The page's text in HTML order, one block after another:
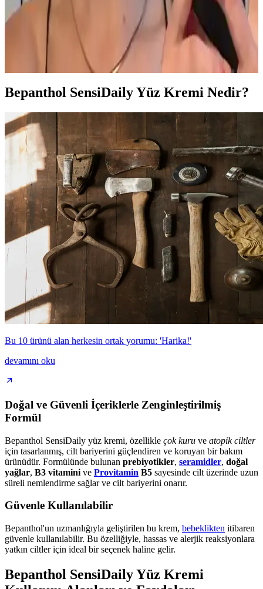
Bütünsel Yaklaşımlar
Akne tedavisinde yaşam tarzı değişiklikleri, doğru ürün kullanımı ve
psikolojik yaklaşımla 2.5 ayda önemli ilerleme sağlandı. Beslenme,
stres yönetimi ve cilt bakımı birlikte ele alındı.
Bepanthol SensiDaily Yüz Kremi Nedir?
Bu 10 ürünü alan herkesin ortak yorumu: 'Harika!'
devamını oku
Doğal ve Güvenli İçeriklerle Zenginleştirilmiş
Formül
Bepanthol SensiDaily yüz kremi, özellikle çok kuru ve atopik ciltler
için tasarlanmış, cilt bariyerini güçlendiren ve koruyan bir bakım
ürünüdür. Formülünde bulunan prebiyotikler, seramidler, doğal
yağlar, B3 vitamini ve Provitamin B5 sayesinde cilt üzerinde uzun
süreli nemlendirme sağlar ve cilt bariyerini onarır.
Güvenle Kullanılabilir
Bepanthol'un uzmanlığıyla geliştirilen bu krem, bebeklikten itibaren
güvenle kullanılabilir. Bu özelliğiyle, hassas ve alerjik reaksiyonlara
yatkın ciltler için ideal bir seçenek haline gelir.
Bepanthol SensiDaily Yüz Kremi